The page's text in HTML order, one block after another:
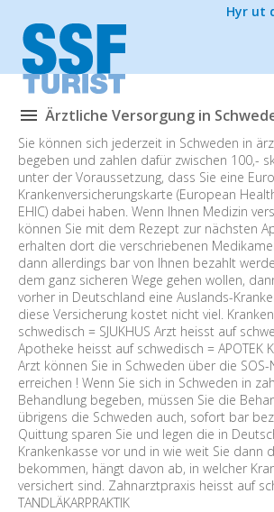
Hyr ut
Ärztliche Versorgung in
Sie können sich jederzeit in Schweden in
begeben und zahlen dafür zwischen 100,-
unter der Voraussetzung, dass Sie eine
Krankenversicherungskarte (European
EHIC) dabei haben. Wenn Ihnen Medizin
können Sie mit dem Rezept zur nächsten
erhalten dort die verschriebenen
dann allerdings bar von Ihnen bezahlt
dem ganz sicheren Wege gehen wollen,
vorher in Deutschland eine Auslands-
diese Versicherung kostet nicht viel.
schwedisch = SJUKHUS Arzt heisst auf
Apotheke heisst auf schwedisch = APOTEK
Arzt können Sie in Schweden über die
erreichen ! Wenn Sie sich in Schweden in
Behandlung begeben, müssen Sie die
übrigens die Schweden auch, sofort bar
Quittung sparen Sie und legen die in
Krankenkasse vor und in wie weit Sie dann
bekommen, hängt davon ab, in welcher
versichert sind. Zahnarztpraxis heisst auf
TANDLÄKARPRAKTIK